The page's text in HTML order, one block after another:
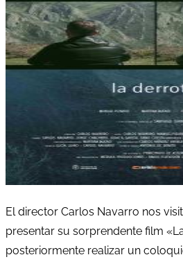
El director Carlos Navarro nos
presentar su sorprendente film
posteriormente realizar un